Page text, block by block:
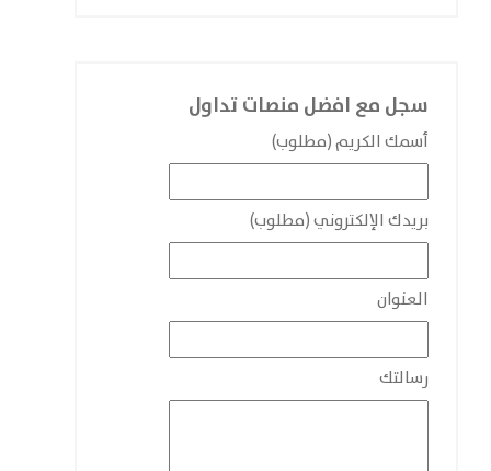
سجل مع افضل منصات تداول
أسمك الكريم (مطلوب)
بريدك الإلكتروني (مطلوب)
العنوان
رسالتك